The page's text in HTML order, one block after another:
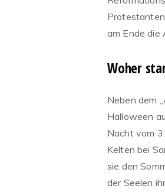
am Ende die
Woher
Neben dem
Halloween
Nacht vom
Kelten bei
sie den
der Seelen